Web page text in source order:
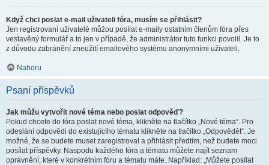
Když chci poslat e-mail uživateli fóra, musím se přihlásit?
Jen registrovaní uživatelé můžou posílat e-maily ostatním členům fóra přes
vestavěný formulář a to jen v případě, že administrátor tuto funkci povolil. Je to
z důvodu zabránění zneužití emailového systému anonymními uživateli.
Nahoru
Psaní příspěvků
Jak můžu vytvořit nové téma nebo poslat odpověď?
Pokud chcete do fóra poslat nové téma, klikněte na tlačítko „Nové téma“. Pro
odeslání odpovědi do existujícího tématu klikněte na tlačítko „Odpovědět“. Je
možné, že se budete muset zaregistrovat a přihlásit předtím, než budete moci
posílat příspěvky. Naspodu každého fóra a tématu můžete najít seznam
oprávnění, které v konkrétním fóru a tématu máte. Například: „Můžete posílat